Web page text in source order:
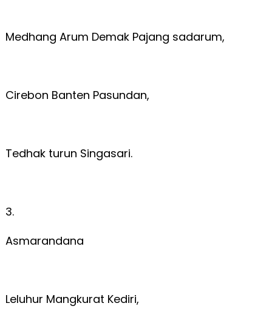
Medhang Arum Demak Pajang sadarum,
Cirebon Banten Pasundan,
Tedhak turun Singasari.
3.
Asmarandana
Leluhur Mangkurat Kediri,